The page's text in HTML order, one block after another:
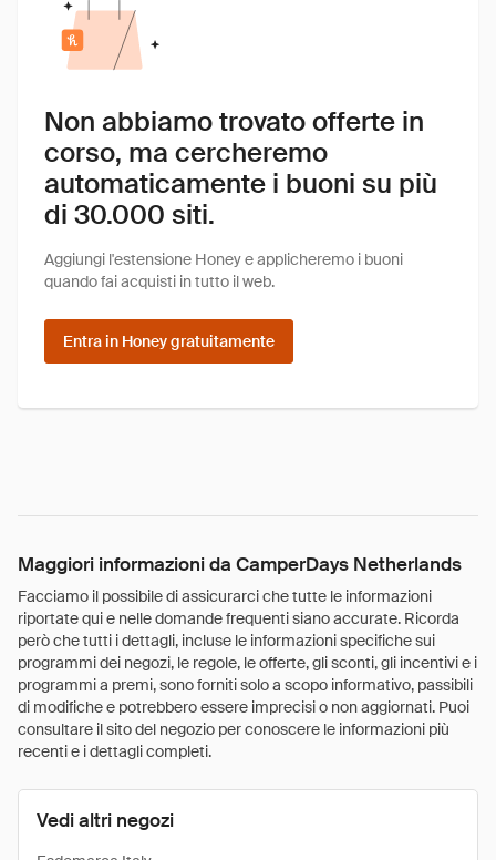
Non abbiamo trovato offerte in
corso, ma cercheremo
automaticamente i buoni su più
di 30.000 siti.
Aggiungi l'estensione Honey e applicheremo i buoni
quando fai acquisti in tutto il web.
Entra in Honey gratuitamente
Maggiori informazioni da CamperDays Netherlands
Facciamo il possibile di assicurarci che tutte le informazioni
riportate qui e nelle domande frequenti siano accurate. Ricorda
però che tutti i dettagli, incluse le informazioni specifiche sui
programmi dei negozi, le regole, le offerte, gli sconti, gli incentivi e i
programmi a premi, sono forniti solo a scopo informativo, passibili
di modifiche e potrebbero essere imprecisi o non aggiornati. Puoi
consultare il sito del negozio per conoscere le informazioni più
recenti e i dettagli completi.
Vedi altri negozi